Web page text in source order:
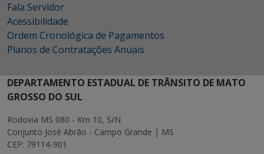
Fala Servidor
Acessibilidade
Ordem Cronológica de Pagamentos
Planos de Contratações Anuais
DEPARTAMENTO ESTADUAL DE TRÂNSITO DE MATO
GROSSO DO SUL
Rodovia MS 080 - Km 10, S/N
Conjunto José Abrão - Campo Grande | MS
CEP: 79114-901